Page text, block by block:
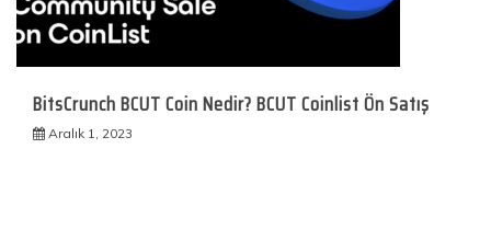
BitsCrunch BCUT Coin Nedir? BCUT Coinlist Ön Satış
Aralık 1, 2023